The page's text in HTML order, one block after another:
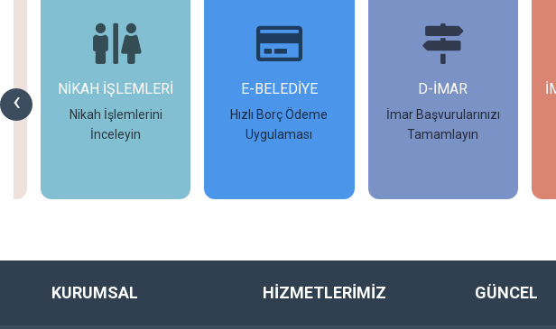
‹ E-BELEDİYE
Hızlı Borç Ödeme
Uygulaması
D-İMAR
İmar Başvurularınızı
Tamamlayın
İMAR SORGULAMA
İmar Durumu
Sorgulama
KURUMSAL HİZMETLERİMİZ GÜNCEL